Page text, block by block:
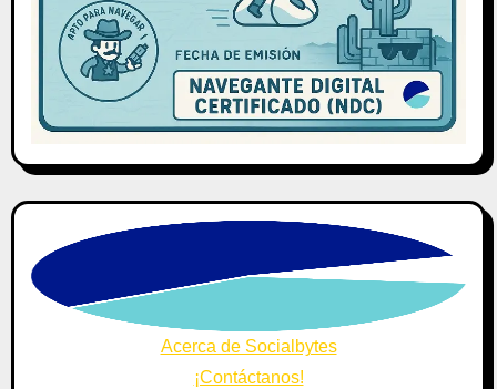
Acerca de Socialbytes
¡Contáctanos!